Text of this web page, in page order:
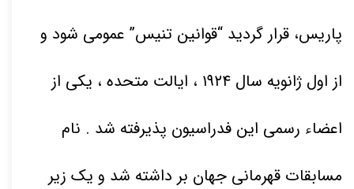
پاریس، قرار گردید “قوانین تنیس” عمومی شود و
از اول ژانویه سال ۱۹۲۴ ، ایالت متحده ، یکی از
اعضاء رسمی این فدراسیون پذیرفته شد . نام
مسابقات قهرمانی جهان بر داشته شد و یک زیر